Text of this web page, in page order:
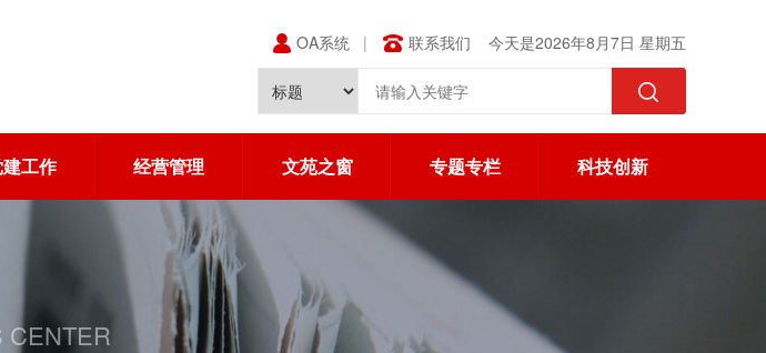
OA系统 联系我们 今天是2026年8月7日 星期五
工作 经营管理 文苑之窗 专题专栏 科技创新
CENTER